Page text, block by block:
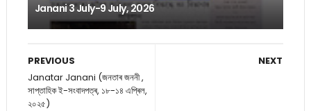
Janani 3 July-9 July, 2026
NEXT
PREVIOUS
Janatar Janani (জনতাৰ জননী ,
সাপ্তাহিক ই-সংবাদপত্ৰ, ১৮-১৪ এপ্ৰিল,
২০২৫)